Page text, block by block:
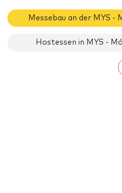
Messebau an der MYS -
Hostessen in MYS -